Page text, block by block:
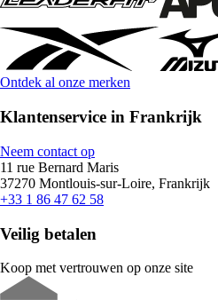
Ontdek al onze merken
Klantenservice in Frankrijk
Neem contact op
11 rue Bernard Maris
37270 Montlouis-sur-Loire, Frankrijk
+33 1 86 47 62 58
Veilig betalen
Koop met vertrouwen op onze site